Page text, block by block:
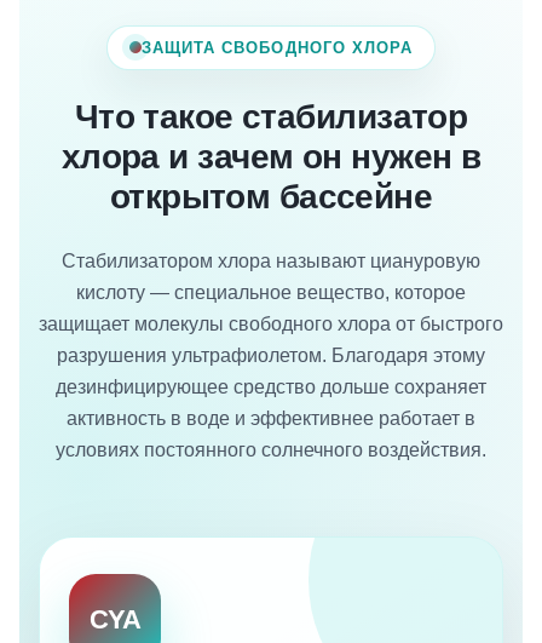
ЗАЩИТА СВОБОДНОГО ХЛОРА
Что такое стабилизатор
хлора и зачем он нужен в
открытом бассейне
Стабилизатором хлора называют циануровую
кислоту — специальное вещество, которое
защищает молекулы свободного хлора от быстрого
разрушения ультрафиолетом. Благодаря этому
дезинфицирующее средство дольше сохраняет
активность в воде и эффективнее работает в
условиях постоянного солнечного воздействия.
CYA